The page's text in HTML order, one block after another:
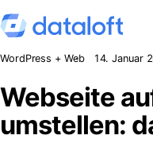
Zum Inhalt springen
WordPress + Web 14. Januar
Webseite
umstellen: